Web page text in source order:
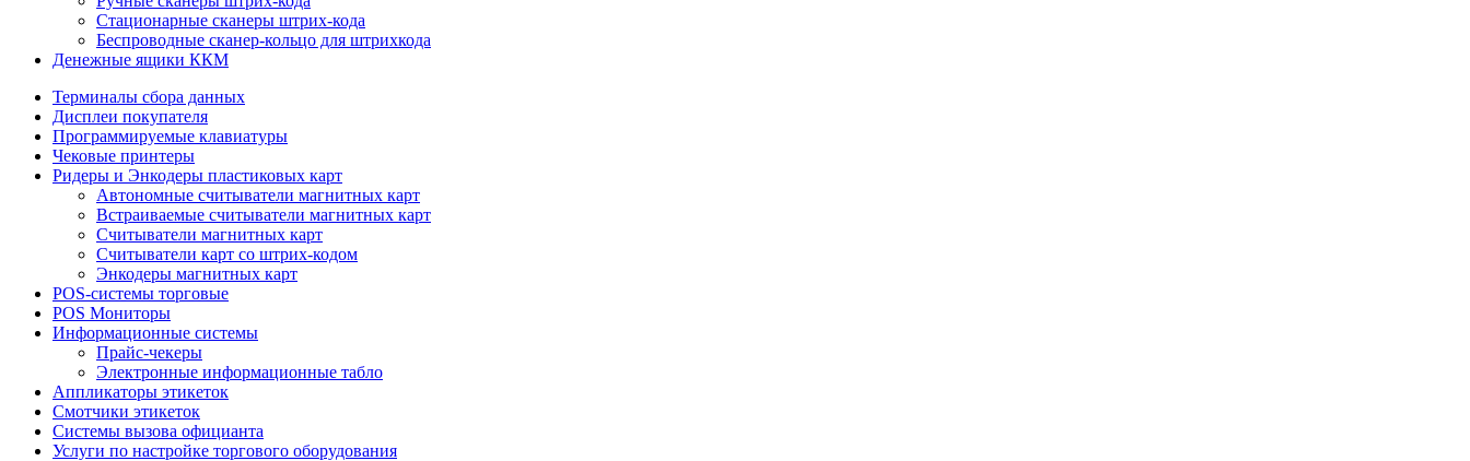
Стационарные сканеры штрих-кода
Беспроводные сканер-кольцо для штрихкода
Денежные ящики ККМ
Терминалы сбора данных
Дисплеи покупателя
Программируемые клавиатуры
Чековые принтеры
Ридеры и Энкодеры пластиковых карт
Автономные считыватели магнитных карт
Встраиваемые считыватели магнитных карт
Считыватели магнитных карт
Считыватели карт со штрих-кодом
Энкодеры магнитных карт
POS-системы торговые
POS Мониторы
Информационные системы
Прайс-чекеры
Электронные информационные табло
Аппликаторы этикеток
Смотчики этикеток
Системы вызова официанта
Услуги по настройке торгового оборудования